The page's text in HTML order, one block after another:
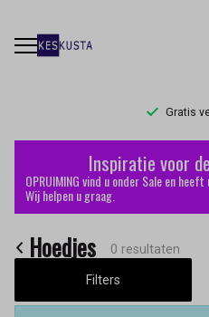
Gratis
Hoedjes
Keskusta
Inspiratie voor
OPRUIMING vind u onder Sale en
Wij helpen u graag.
Hoedjes 0 resultaten
Filters